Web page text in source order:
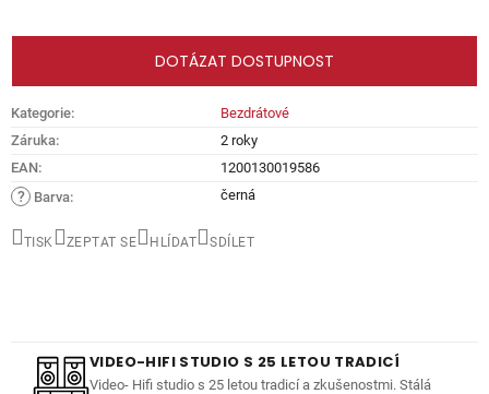
cena:
Kategorie:
Bezdrátové
Záruka:
2 roky
EAN: 1200130019586
? Barva: černá
DOTÁZAT DOSTUPNOST
TISK ZEPTAT SE HLÍDAT SDÍLET
VIDEO-HIFI STUDIO S 25 LETOU TRADICÍ
Video- Hifi studio s 25 letou tradicí a zkušenostmi. Stálá